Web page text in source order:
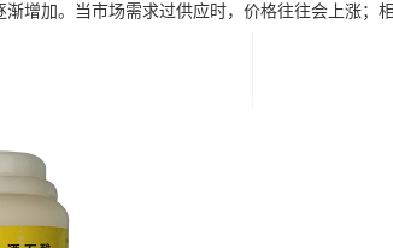
增加。当市场需求过供应时，价格往往会上涨；